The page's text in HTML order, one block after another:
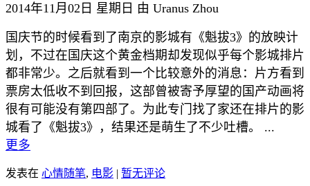
2014年11月02日 星期日 由 Uranus Zhou
国庆节的时候看到了南京的影城有《魁拔3》的放映计
划，不过在国庆这个黄金档期却发现似乎每个影城排片
都非常少。之后就看到一个比较意外的消息：片方看到
票房太低收不到回报，这部曾被寄予厚望的国产动画将
很有可能没有第四部了。为此专门找了家还在排片的影
城看了《魁拔3》，结果还是萌生了不少吐槽。 ...
更多
发表在 心情随笔, 电影 | 暂无评论